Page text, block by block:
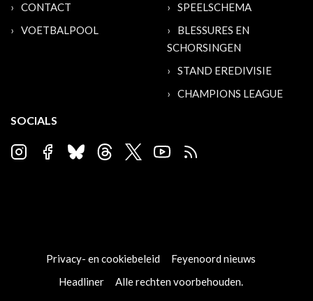
CONTACT
VOETBALPOOL
SPEELSCHEMA
BLESSURES EN
SCHORSINGEN
STAND EREDIVISIE
CHAMPIONS LEAGUE
SOCIALS
Privacy- en cookiebeleid
Feyenoord nieuws
Headliner
Alle rechten voorbehouden.